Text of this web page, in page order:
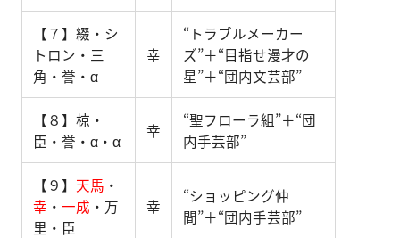
【７】綴・シ
トロン・三
角・誉・α
幸
“トラブルメーカー
ズ”＋“目指せ漫才の
星”＋“団内文芸部”
【８】椋・
臣・誉・α・α
幸
“聖フローラ組”＋“団
内手芸部”
【９】 天馬 ・
幸 ・ 一成 ・万
里・臣
幸
“ショッピング仲
間”＋“団内手芸部”